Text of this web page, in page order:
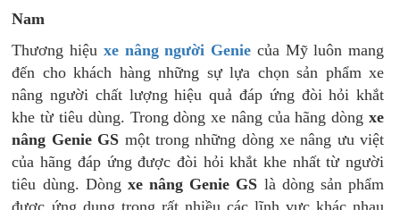
Nam
Thương hiệu xe nâng người Genie của Mỹ luôn mang
đến cho khách hàng những sự lựa chọn sản phẩm xe
nâng người chất lượng hiệu quả đáp ứng đòi hỏi khắt
khe từ tiêu dùng. Trong dòng xe nâng của hãng dòngxe
nâng Genie GS một trong những dòng xe nâng ưu việt
của hãng đáp ứng được đòi hỏi khắt khe nhất từ người
tiêu dùng. Dòng xe nâng Genie GS là dòng sản phẩm